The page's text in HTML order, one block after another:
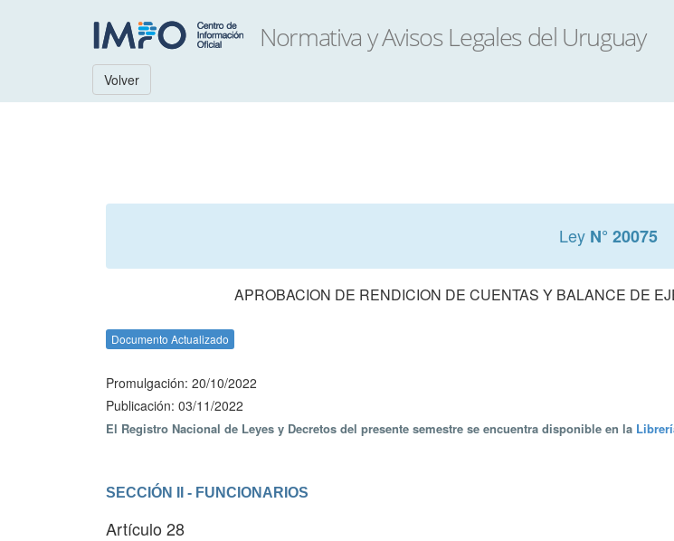
Volver
Ley N° 20075
APROBACION DE RENDICION DE CUENTAS Y BALANCE DE
Documento Actualizado
Promulgación: 20/10/2022
Publicación: 03/11/2022
El Registro Nacional de Leyes y Decretos del presente semestre se encuentra disponible en la
SECCIÓN II - FUNCIONARIOS
Artículo 28